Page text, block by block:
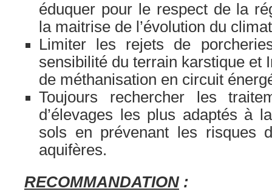
éduquer pour le respect de la
la maitrise de l’évolution du
Limiter les rejets de
sensibilité du terrain karstique et
de méthanisation en circuit
Toujours rechercher les
d’élevages les plus adaptés à
sols en prévenant les risques
aquifères.
RECOMMANDATION: